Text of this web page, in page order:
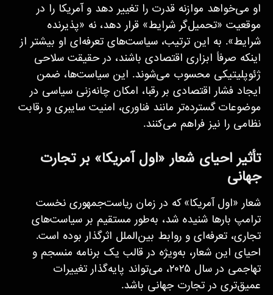
او می‌خواهد موازنه قدرت را تغییر دهد و آمریکا را در
موقعیت «تحمیل‌گر شرایط» قرار دهد، نه «پذیرنده
شرایط». به این ترتیب، سیاست‌های تعرفه‌ای او بیشتر از
اینکه صرفاً ابزاری اقتصادی باشند، در حقیقت سلاحی
ژئوپلیتیکی محسوب می‌شوند. این سیاست‌ها، ضمن
ایجاد فشار اقتصادی بر رقبا، امکان چانه‌زنی سیاسی در
موضوعات گسترده‌تر مانند فناوری، امنیت سایبری و رقابت
نظامی را نیز فراهم می‌کنند.
تأثیر احیای شعار «اول آمریکا» بر تجارت
جهانی
شعار «اول آمریکا» که در زمان ریاست‌جمهوری نخست
ترامپ بارها شنیده شد، به‌طور مستقیم بر سیاست‌های
تجاری، تعرفه‌ای و روابط بین‌الملل اثرگذار بوده است.
احیای این شعار، به‌ویژه در قالب یک برنامه منسجم و
تهاجمی در سال ۲۰۲۵، می‌تواند پایه‌گذار تغییرات
عمیق‌تری در تجارت جهانی باشد.